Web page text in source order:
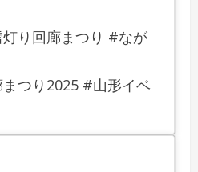
り回廊まつり #なが
つり2025 #山形イベ